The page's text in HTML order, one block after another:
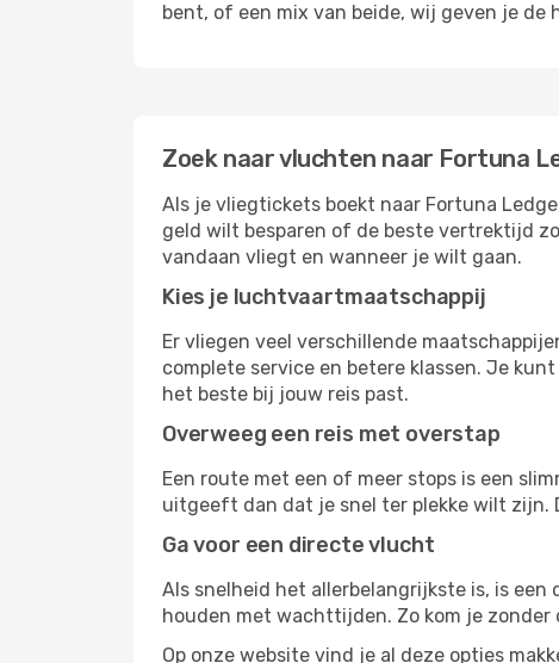
bent, of een mix van beide, wij geven je
Zoek naar vluchten naar Fortuna
Als je vliegtickets boekt naar Fortuna
geld wilt besparen of de beste vertrektijd
vandaan vliegt en wanneer je wilt gaan.
Kies je luchtvaartmaatschappij
Er vliegen veel verschillende
complete service en betere klassen. Je
het beste bij jouw reis past.
Overweeg een reis met overstap
Een route met een of meer stops is een
uitgeeft dan dat je snel ter plekke wilt zijn.
Ga voor een directe vlucht
Als snelheid het allerbelangrijkste is, is
houden met wachttijden. Zo kom je zonder
Op onze website vind je al deze opties